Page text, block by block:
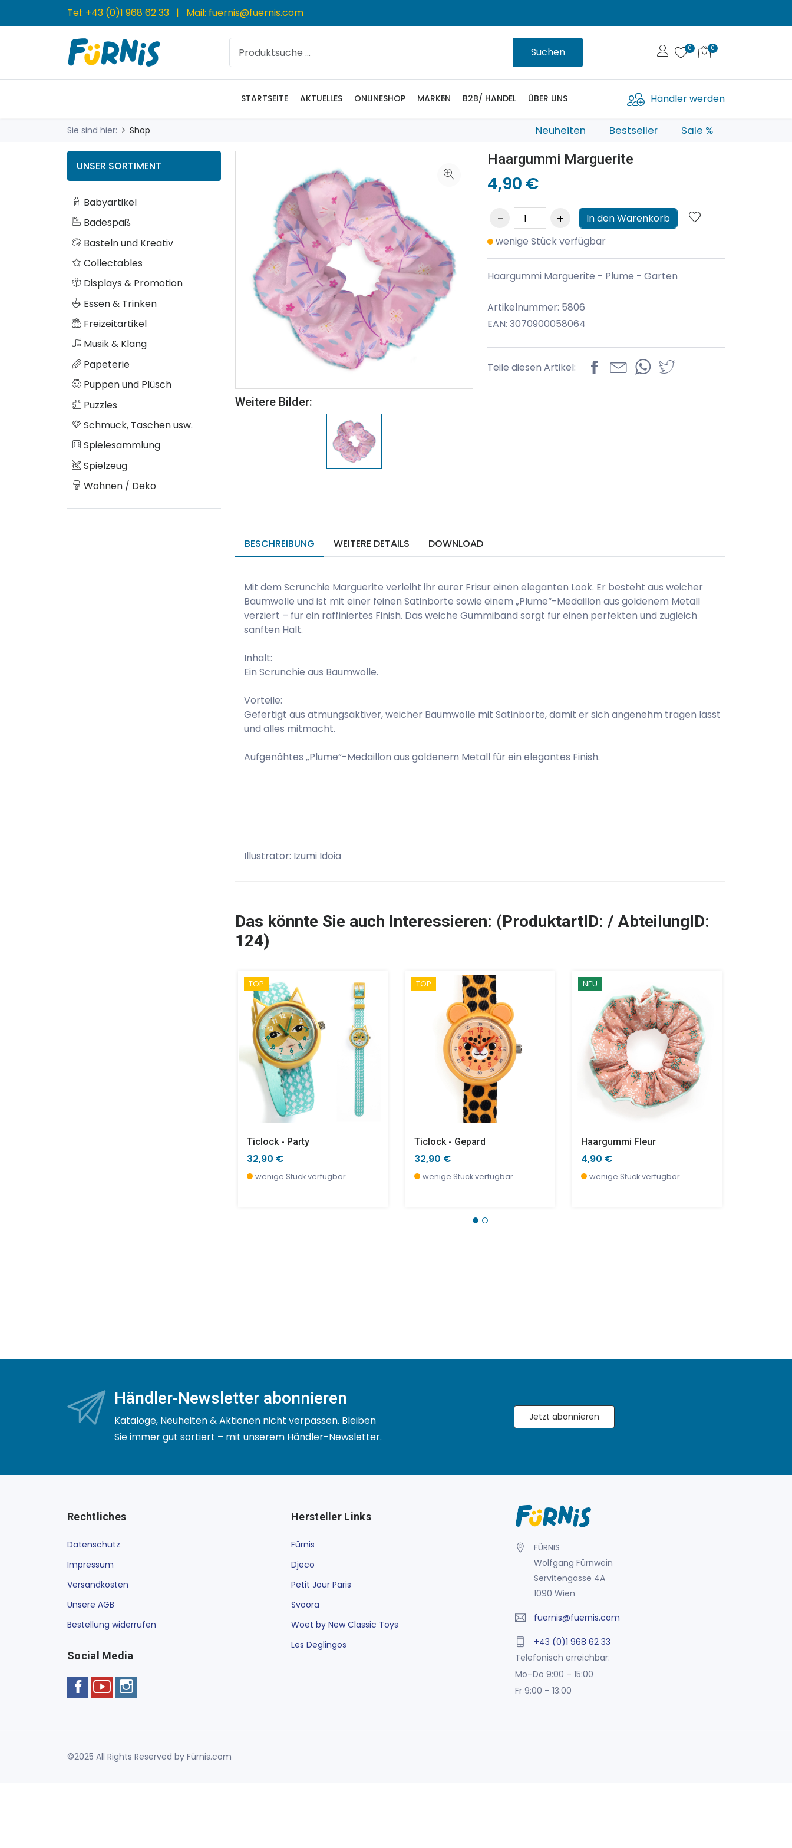
Tel: +43 (0)1 968 62 33 | Mail: fuernis@fuernis.com
Suchen
STARTSEITE AKTUELLES ONLINESHOP MARKEN B2B/ HANDEL ÜBER UNS Händler werden
Sie sind hier: Shop Neuheiten Bestseller Sale %
UNSER SORTIMENT
Babyartikel
Badespaß
Basteln und Kreativ
Collectables
Displays & Promotion
Essen & Trinken
Freizeitartikel
Musik & Klang
Papeterie
Puppen und Plüsch
Puzzles
Schmuck, Taschen usw.
Spielesammlung
Spielzeug
Wohnen / Deko
Weitere Bilder:
Haargummi Marguerite
4,90 €
In den Warenkorb
wenige Stück verfügbar
Haargummi Marguerite - Plume - Garten
Artikelnummer: 5806
EAN: 3070900058064
Teile diesen Artikel:
BESCHREIBUNG WEITERE DETAILS DOWNLOAD
Mit dem Scrunchie Marguerite verleiht ihr eurer Frisur einen eleganten Look. Er besteht aus weicher
Baumwolle und ist mit einer feinen Satinborte sowie einem „Plume“-Medaillon aus goldenem Metall
verziert – für ein raffiniertes Finish. Das weiche Gummiband sorgt für einen perfekten und zugleich
sanften Halt.
Inhalt:
Ein Scrunchie aus Baumwolle.
Vorteile:
Gefertigt aus atmungsaktiver, weicher Baumwolle mit Satinborte, damit er sich angenehm tragen lässt
und alles mitmacht.
Aufgenähtes „Plume“-Medaillon aus goldenem Metall für ein elegantes Finish.
Illustrator: Izumi Idoia
Das könnte Sie auch Interessieren: (ProduktartID: / AbteilungID:
124)
TOP
Ticlock - Party
32,90 €
wenige Stück verfügbar
TOP
Ticlock - Gepard
32,90 €
wenige Stück verfügbar
NEU
Haargummi Fleur
4,90 €
wenige Stück verfügbar
Händler-Newsletter abonnieren
Kataloge, Neuheiten & Aktionen nicht verpassen. Bleiben
Sie immer gut sortiert – mit unserem Händler-Newsletter.
Jetzt abonnieren
Rechtliches
Datenschutz
Impressum
Versandkosten
Unsere AGB
Bestellung widerrufen
Social Media
Hersteller Links
Fürnis
Djeco
Petit Jour Paris
Svoora
Woet by New Classic Toys
Les Deglingos
FÜRNIS
Wolfgang Fürnwein
Servitengasse 4A
1090 Wien
fuernis@fuernis.com
+43 (0)1 968 62 33
Telefonisch erreichbar:
Mo–Do 9:00 – 15:00
Fr 9:00 – 13:00
©2025 All Rights Reserved by Fürnis.com